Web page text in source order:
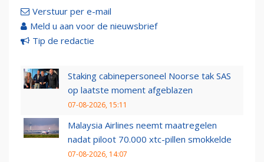
Verstuur per e-mail
Meld u aan voor de nieuwsbrief
Tip de redactie
Staking cabinepersoneel Noorse tak SAS
op laatste moment afgeblazen
07-08-2026, 15:11
Malaysia Airlines neemt maatregelen
nadat piloot 70.000 xtc-pillen smokkelde
07-08-2026, 14:07